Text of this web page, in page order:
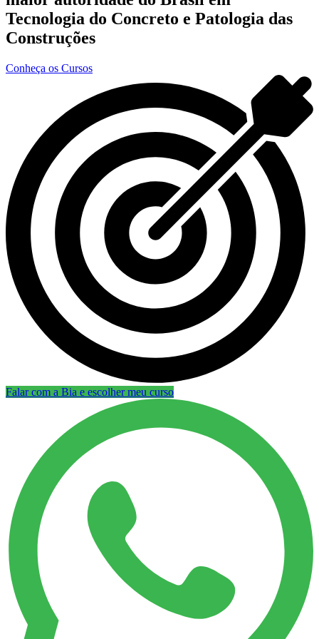
Tecnologia do Concreto e Patologia das
Construções
Conheça os Cursos
Falar com a Bia e escolher meu curso